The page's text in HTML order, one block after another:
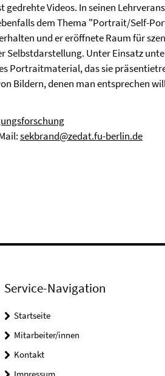
Videos. In seinen
dem Thema "Portrait/Self-
und er eröffnete Raum für
Selbstdarstellung. Unter Einsatz
Portraitmaterial, das sie
Bildern, denen man entsprechen
sekbrand@zedat.fu-berlin.de
Service-Navigation
Startseite
Mitarbeiter/innen
Kontakt